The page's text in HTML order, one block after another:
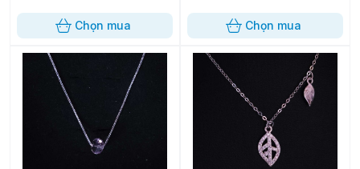
Chọn mua Chọn mua